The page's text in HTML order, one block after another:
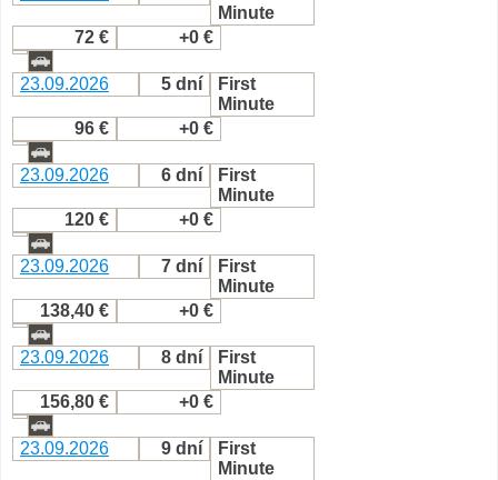
Minute
72 €
+0 €
23.09.2026 5 dní
First
Minute
96 €
+0 €
23.09.2026 6 dní
First
Minute
120 €
+0 €
23.09.2026 7 dní
First
Minute
138,40 €
+0 €
23.09.2026 8 dní
First
Minute
156,80 €
+0 €
23.09.2026 9 dní
First
Minute